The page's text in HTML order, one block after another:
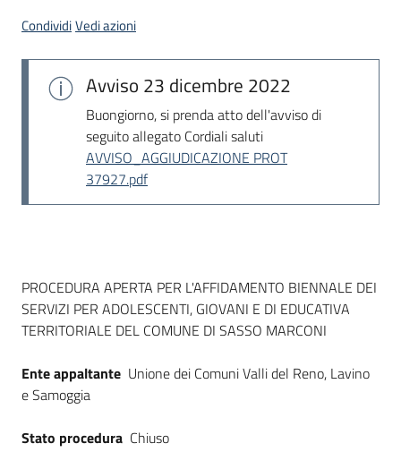
su
CondividiVedi azioni
Avviso 23 dicembre 2022
Buongiorno, si prenda atto dell'avviso di
seguito allegato Cordiali saluti
AVVISO_AGGIUDICAZIONE PROT
37927.pdf
Dati del bando
PROCEDURA APERTA PER L'AFFIDAMENTO BIENNALE DEI
SERVIZI PER ADOLESCENTI, GIOVANI E DI EDUCATIVA
TERRITORIALE DEL COMUNE DI SASSO MARCONI
Ente appaltante Unione dei Comuni Valli del Reno, Lavino
e Samoggia
Stato procedura Chiuso